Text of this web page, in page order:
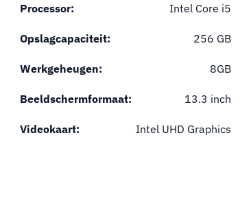
Processor: Intel Core i5
Opslagcapaciteit: 256 GB
Werkgeheugen: 8GB
Beeldschermformaat: 13.3 inch
Videokaart: Intel UHD Graphics